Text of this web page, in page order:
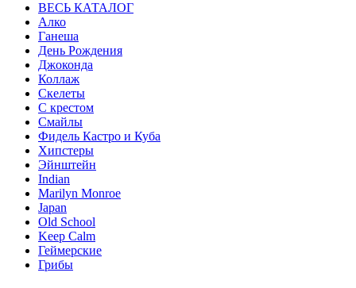
ВЕСЬ КАТАЛОГ
Алко
Ганеша
День Рождения
Джоконда
Коллаж
Скелеты
С крестом
Смайлы
Фидель Кастро и Куба
Хипстеры
Эйнштейн
Indian
Marilyn Monroe
Japan
Old School
Keep Calm
Геймерские
Грибы